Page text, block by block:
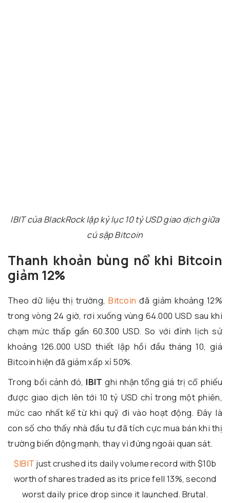
IBIT của BlackRock lập kỷ lục 10 tỷ USD giao dịch giữa
cú sập Bitcoin
Thanh khoản bùng nổ khi Bitcoin
giảm 12%
Theo dữ liệu thị trường,Bitcoin đã giảm khoảng 12%
trong vòng 24 giờ, rơi xuống vùng 64.000 USD sau khi
chạm mức thấp gần 60.300 USD. So với đỉnh lịch sử
khoảng 126.000 USD thiết lập hồi đầu tháng 10, giá
Bitcoin hiện đã giảm xấp xỉ 50%.
Trong bối cảnh đó, IBITghi nhận tổng giá trị cổ phiếu
được giao dịch lên tới 10 tỷ USD chỉ trong một phiên,
mức cao nhất kể từ khi quỹ đi vào hoạt động. Đây là
con số cho thấy nhà đầu tư đã tích cực mua bán khi thị
trường biến động mạnh, thay vì đứng ngoài quan sát.
$IBIT just crushed its daily volume record with $10b
worth of shares traded as its price fell 13%, second
worst daily price drop since it launched. Brutal.